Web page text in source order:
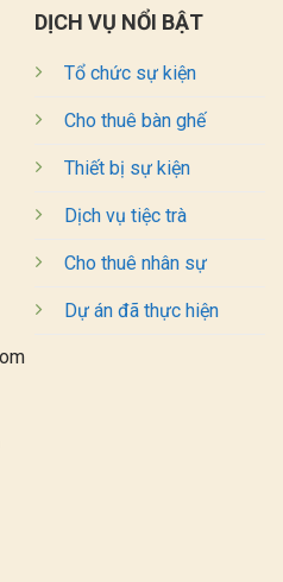
DỊCH VỤ NỔI BẬT
Tổ chức sự kiện
Cho thuê bàn ghế
Thiết bị sự kiện
Dịch vụ tiệc trà
Cho thuê nhân sự
Dự án đã thực hiện